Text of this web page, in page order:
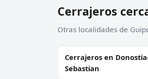
Cerrajeros
Otras localidades de
Cerrajeros en
Sebastian